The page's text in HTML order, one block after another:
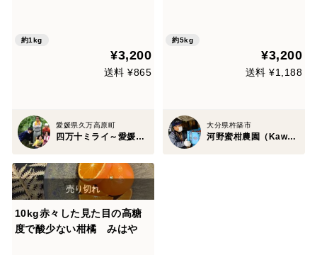
約1kg
¥3,200
送料 ¥865
愛媛県久万高原町
四万十ミライ～愛媛支部～
約5kg
¥3,200
送料 ¥1,188
大分県杵築市
河野蜜柑農園（Kawano Mikan Farm）
10kg赤々した見た目の高糖
度で酸少ない柑橘 みはや